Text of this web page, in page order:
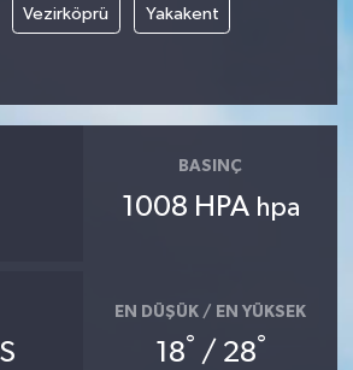
Vezirköprü Yakakent
BASINÇ
1008 HPA hpa
EN DÜŞÜK / EN YÜKSEK
18° / 28°